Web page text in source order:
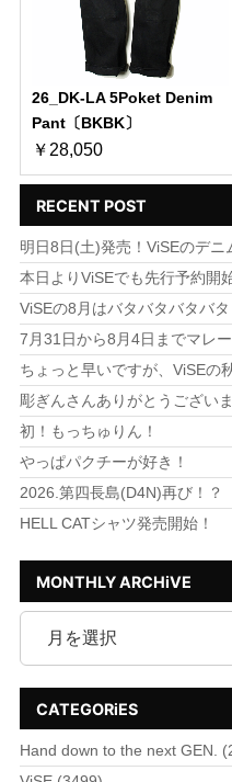
26_DK-LA 5Poket Denim
Pant〔BKBK〕
￥28,050
RECENT POST
明日8日(土)発売！ViSEのデニ
本日よりViSEでも先行予約開
ViSEの8月はバタバタバタバタ
7月31日から8月4日までマレー
ちょっと早いですが、ViSEの
彫ぎんさんありがとうござい
初！もっちゅりん！
やっぱパクチーが好き！
2026.第四長島(D4N)再び！？
HELL CATシャツ発売開始！
MONTHLY ARCHiVE
CATEGORiES
Hand down to the next GEN.